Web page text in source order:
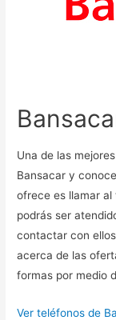
Una de las
Bansacar y
ofrece es llamar
podrás ser
contactar con
acerca de las
formas por medio
Ver teléfonos de